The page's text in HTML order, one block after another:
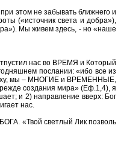
этом не забывать ближнего и
(«источник света и добра»),
Мы живем здесь, - но «наше
нас во ВРЕМЯ и Который
послании: «ибо все из
мы – МНОГИЕ и ВРЕМЕННЫЕ,
создания мира» (Еф.1,4), я
и 2) направление вверх: Бог
нас.
«Твой светлый Лик позволь